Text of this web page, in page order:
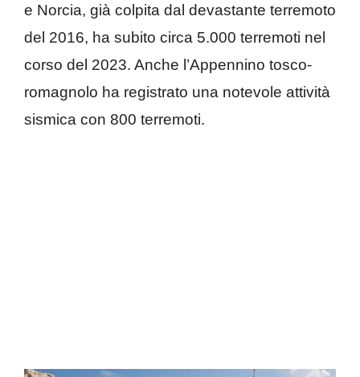
e Norcia, già colpita dal devastante terremoto
del 2016, ha subito circa 5.000 terremoti nel
corso del 2023. Anche l’Appennino tosco-
romagnolo ha registrato una notevole attività
sismica con 800 terremoti.